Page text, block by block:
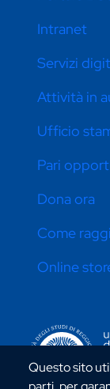
Questo sito
CONTATTI
Intranet
Servizi
Attività in
Ufficio
Pari
Dona ora
Come
Online